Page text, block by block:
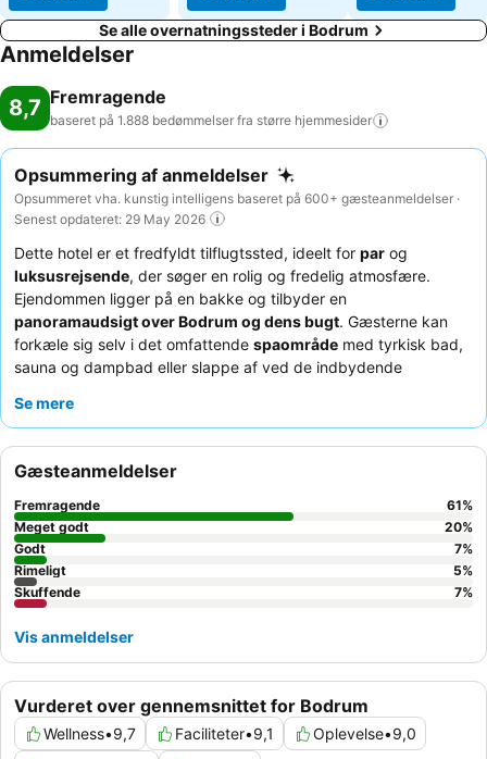
Se alle overnatningssteder i Bodrum
Anmeldelser
8,7 Fremragende
baseret på 1.888 bedømmelser fra større hjemmesider
Opsummering af anmeldelser
Opsummeret vha. kunstig intelligens baseret på 600+ gæsteanmeldelser ·
Senest opdateret: 29 May 2026
Dette hotel er et fredfyldt tilflugtssted, ideelt for par og
luksusrejsende, der søger en rolig og fredelig atmosfære.
Ejendommen ligger på en bakke og tilbyder en
panoramaudsigt over Bodrum og dens bugt. Gæsterne kan
forkæle sig selv i det omfattende spaområde med tyrkisk bad,
sauna og dampbad eller slappe af ved de indbydende
enestående venlighed og opmærksomhed, som
booke et værelse på en højere etage for fuldt ud at nyde den
betagende udsigt.
Se mere
Vurderet over gennemsnittet for Bodrum
Wellness•9,7 Faciliteter•9,1 Oplevelse•9,0
Gæsteanmeldelser
Fremragende 61%
Meget godt
20%
Godt
7%
Rimeligt
5%
Skuffende
7%
Vis anmeldelser